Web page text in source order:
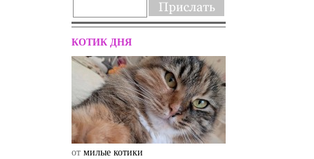
КОТИК ДНЯ
от милые котики